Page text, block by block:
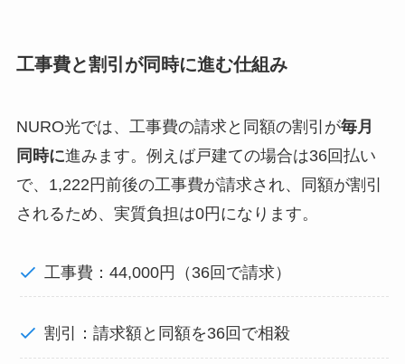
工事費と割引が同時に進む仕組み
NURO光では、工事費の請求と同額の割引が毎月
同時に進みます。例えば戸建ての場合は36回払い
で、1,222円前後の工事費が請求され、同額が割引
されるため、実質負担は0円になります。
工事費：44,000円（36回で請求）
割引：請求額と同額を36回で相殺